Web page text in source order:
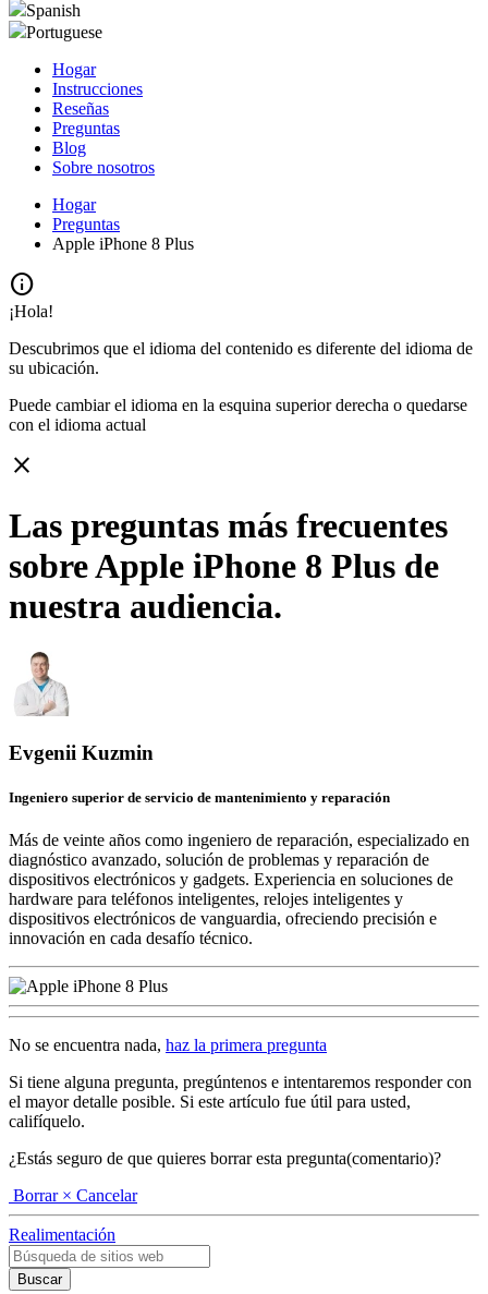
Spanish
Portuguese
Hogar
Instrucciones
Reseñas
Preguntas
Blog
Sobre nosotros
Hogar
Preguntas
Apple iPhone 8 Plus
info
¡Hola!
Descubrimos que el idioma del contenido es diferente del idioma de
su ubicación.
Puede cambiar el idioma en la esquina superior derecha o quedarse
con el idioma actual
close
Las preguntas más frecuentes
sobre Apple iPhone 8 Plus de
nuestra audiencia.
Evgenii Kuzmin
Ingeniero superior de servicio de mantenimiento y reparación
Más de veinte años como ingeniero de reparación, especializado en
diagnóstico avanzado, solución de problemas y reparación de
dispositivos electrónicos y gadgets. Experiencia en soluciones de
hardware para teléfonos inteligentes, relojes inteligentes y
dispositivos electrónicos de vanguardia, ofreciendo precisión e
innovación en cada desafío técnico.
No se encuentra nada, haz la primera pregunta
Si tiene alguna pregunta, pregúntenos e intentaremos responder con
el mayor detalle posible. Si este artículo fue útil para usted,
califíquelo.
¿Estás seguro de que quieres borrar esta pregunta(comentario)?
Borrar × Cancelar
Realimentación